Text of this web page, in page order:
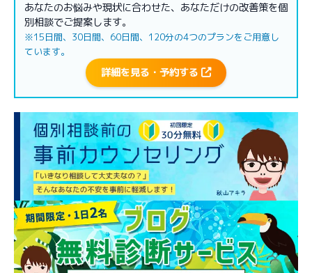
あなたのお悩みや現状に合わせた、あなただけの改善策を個
別相談でご提案します。
※15日間、30日間、60日間、120分の4つのプランをご用意し
ています。
詳細を見る・予約する